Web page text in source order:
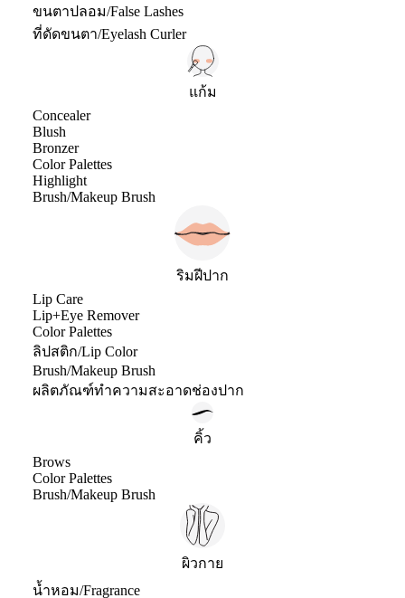
ขนตาปลอม/False Lashes
ที่ดัดขนตา/Eyelash Curler
แก้ม
Concealer
Blush
Bronzer
Color Palettes
Highlight
Brush/Makeup Brush
ริมฝีปาก
Lip Care
Lip+Eye Remover
Color Palettes
ลิปสติก/Lip Color
Brush/Makeup Brush
ผลิตภัณฑ์ทำความสะอาดช่องปาก
คิ้ว
Brows
Color Palettes
Brush/Makeup Brush
ผิวกาย
น้ำหอม/Fragrance